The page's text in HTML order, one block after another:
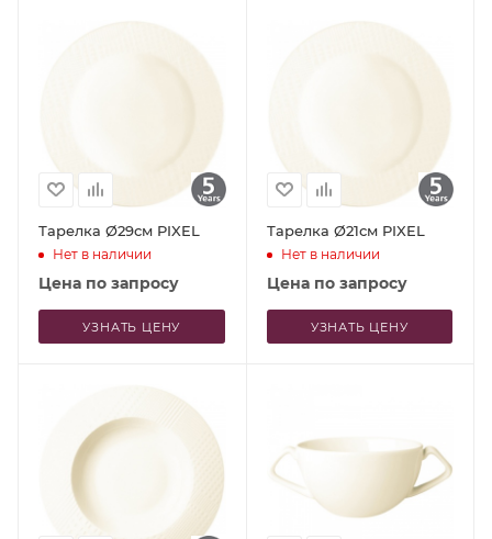
Тарелка Ø29см PIXEL
Нет в наличии
Цена по запросу
УЗНАТЬ ЦЕНУ
Тарелка Ø21см PIXEL
Нет в наличии
Цена по запросу
УЗНАТЬ ЦЕНУ